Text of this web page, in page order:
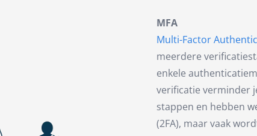
MFA
Multi-Factor
meerdere
enkele
verificatie verminder
stappen en hebben
(2FA), maar vaak